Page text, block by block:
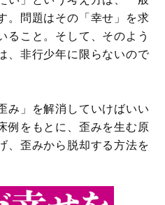
。問題はその「幸せ」を求
ること。そして、そのよう
、非行少年に限らないので
み」を解消していけばいい
例をもとに、歪みを生む原
、歪みから脱却する方法を